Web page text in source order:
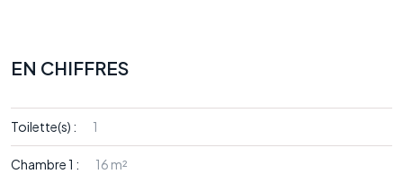
EN CHIFFRES
Toilette(s) : 1
Chambre 1 : 16 m²